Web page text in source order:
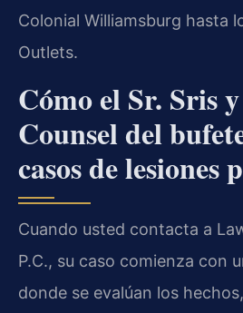
Colonial Williamsburg hasta
Outlets.
Cómo el Sr. Sris
Counsel del
casos de lesiones
Cuando usted contacta a
P.C., su caso comienza con
donde se evalúan los